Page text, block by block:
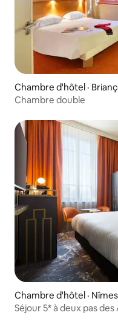
Chambre d'hôtel ·
Chambre double
Chambre d'hôtel · Nîmes
Séjour 5* à deux pas